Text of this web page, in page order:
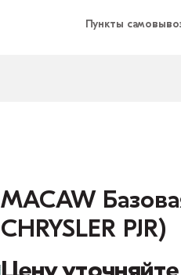
Пункты
MACAW
CHRYSLER PJR)